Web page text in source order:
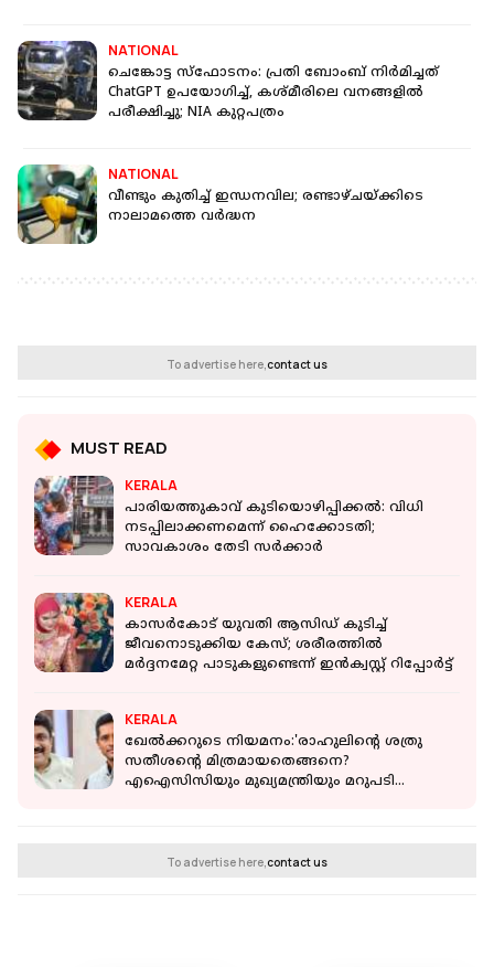
NATIONAL
ചെങ്കോട്ട സ്‌ഫോടനം: പ്രതി ബോംബ് നിർമിച്ചത്
ChatGPT ഉപയോഗിച്ച്, കശ്മീരിലെ വനങ്ങളിൽ
പരീക്ഷിച്ചു; NIA കുറ്റപത്രം
NATIONAL
വീണ്ടും കുതിച്ച് ഇന്ധനവില; രണ്ടാഴ്ചയ്ക്കിടെ
നാലാമത്തെ വർദ്ധന
To advertise here,contact us
MUST READ
KERALA
പാരിയത്തുകാവ് കുടിയൊഴിപ്പിക്കല്‍: വിധി
നടപ്പിലാക്കണമെന്ന് ഹൈക്കോടതി;
സാവകാശം തേടി സര്‍ക്കാര്‍
KERALA
കാസർകോട് യുവതി ആസിഡ് കുടിച്ച്
ജീവനൊടുക്കിയ കേസ്; ശരീരത്തിൽ
മർദ്ദനമേറ്റ പാടുകളുണ്ടെന്ന് ഇൻക്വസ്റ്റ് റിപ്പോർട്ട്
KERALA
ഖേൽക്കറുടെ നിയമനം:'രാഹുലിൻ്റെ ശത്രു
സതീശൻ്റെ മിത്രമായതെങ്ങനെ?
എഐസിസിയും മുഖ്യമന്ത്രിയും മറുപടി
To advertise here,contact us